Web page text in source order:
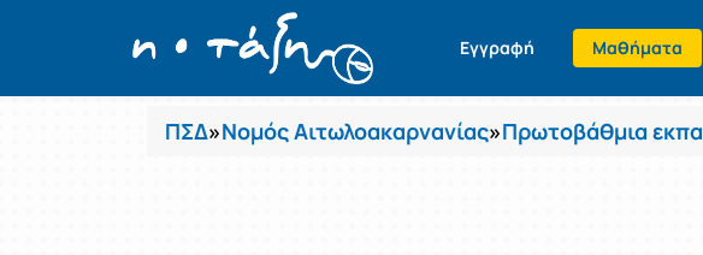
Εγγραφή Μαθήματα
Μαθήματα
ΠΣΔ»Νομός Αιτωλοακαρνανίας»Πρωτοβάθμια